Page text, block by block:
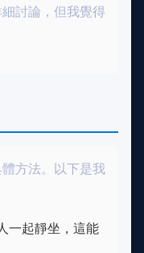
討論，但我覺得
方法。以下是我
一起靜坐，這能